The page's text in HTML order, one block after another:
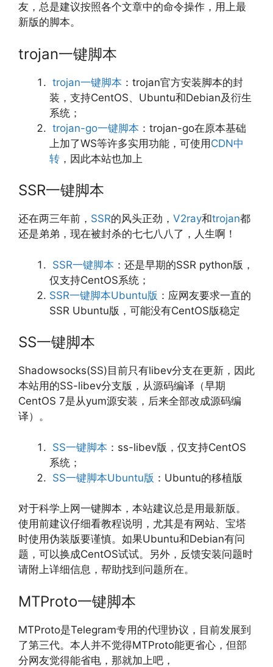
友，总是建议按照各个文章中的命令操作，用上最
新版的脚本。
trojan一键脚本
trojan一键脚本 ：trojan官方安装脚本的封
装，支持CentOS、Ubuntu和Debian及衍生
系统；
trojan-go一键脚本 ：trojan-go在原本基础
上加了WS等许多实用功能，可使用CDN中
转 ，因此本站也加上
SSR一键脚本
还在两三年前， SSR的风头正劲， V2ray和trojan都
还是弟弟，现在被封杀的七七八八了，人生啊！
SSR一键脚本 ：还是早期的SSR python版，
仅支持CentOS系统；
SSR一键脚本Ubuntu版 ：应网友要求一直的
SSR Ubuntu版，可能没有CentOS版稳定
SS一键脚本
Shadowsocks(SS)目前只有libev分支在更新，因此
本站用的SS-libev分支版，从源码编译（早期
CentOS 7是从yum源安装，后来全部改成源码编
译）。
SS一键脚本 ：ss-libev版，仅支持CentOS
系统；
SS一键脚本Ubuntu版 ：Ubuntu的移植版
对于科学上网一键脚本，本站建议总是用最新版。
使用前建议仔细看教程说明，尤其是有网站、宝塔
时使用伪装版要谨慎。如果Ubuntu和Debian有问
题，可以换成CentOS试试。另外，反馈安装问题时
请附上详细信息，帮助找到问题所在。
MTProto一键脚本
MTProto是Telegram专用的代理协议，目前发展到
了第三代。本人并不觉得MTProto能更省心，但部
分网友觉得能省电，那就加上吧，